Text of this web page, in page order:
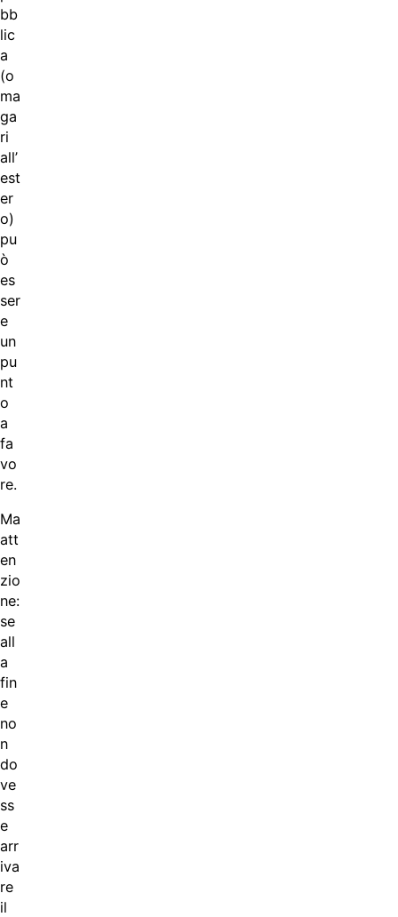
bb
lic
a
(o
ma
ga
ri
all’
est
er
o)
pu
ò
es
ser
e
un
pu
nt
o
a
fa
vo
re.
Ma
att
en
zio
ne:
se
all
a
fin
e
no
n
do
ve
ss
e
arr
iva
re
il